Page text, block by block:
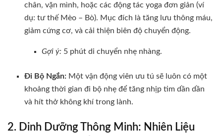
chân, vặn mình, hoặc các động tác yoga đơn giản (ví
dụ: tư thế Mèo – Bò). Mục đích là tăng lưu thông máu,
giảm cứng cơ, và cải thiện biên độ chuyển động.
Gợi ý: 5 phút di chuyển nhẹ nhàng.
Đi Bộ Ngắn: Một vận động viên ưu tú sẽ luôn có một
khoảng thời gian đi bộ nhẹ để tăng nhịp tim dần dần
và hít thở không khí trong lành.
2. Dinh Dưỡng Thông Minh: Nhiên Liệu